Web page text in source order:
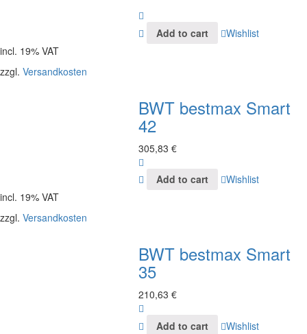
Add to cart
Wishlist
incl. 19% VAT
zzgl. Versandkosten
BWT bestmax Smart
42
305,83 €
Add to cart
Wishlist
incl. 19% VAT
zzgl. Versandkosten
BWT bestmax Smart
35
210,63 €
Add to cart
Wishlist